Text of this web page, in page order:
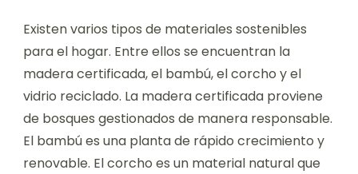
Existen varios tipos de materiales sostenibles
para el hogar. Entre ellos se encuentran la
madera certificada, el bambú, el corcho y el
vidrio reciclado. La madera certificada proviene
de bosques gestionados de manera responsable.
El bambú es una planta de rápido crecimiento y
renovable. El corcho es un material natural que